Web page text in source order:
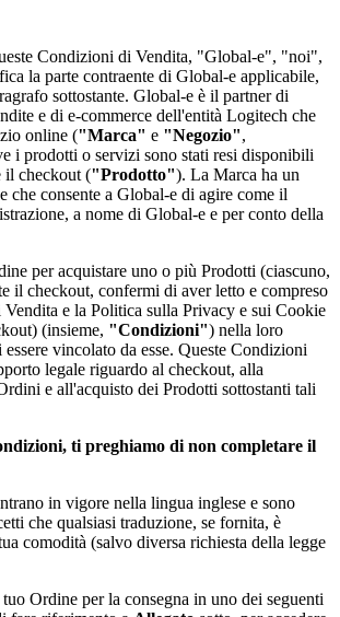
Condizioni di Vendita, "Global-e", "noi",
la parte contraente di Global-e applicabile,
sottostante. Global-e è il partner di
e di e-commerce dell'entità Logitech che
online ("Marca" e "Negozio",
i prodotti o servizi sono stati resi disponibili
il checkout ("Prodotto"). La Marca ha un
che consente a Global-e di agire come il
a nome di Global-e e per conto della
per acquistare uno o più Prodotti (ciascuno,
il checkout, confermi di aver letto e compreso
e la Politica sulla Privacy e sui Cookie
(insieme, "Condizioni") nella loro
vincolato da esse. Queste Condizioni
legale riguardo al checkout, alla
e all'acquisto dei Prodotti sottostanti tali
ti preghiamo di non completare il
in vigore nella lingua inglese e sono
che qualsiasi traduzione, se fornita, è
comodità (salvo diversa richiesta della legge
Ordine per la consegna in uno dei seguenti